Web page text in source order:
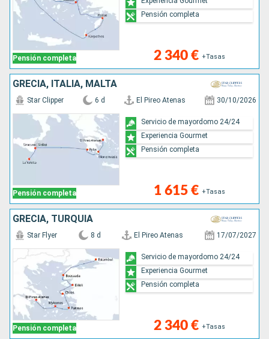
Pensión completa 2 340 € +Tasas
Pensión completa
GRECIA, ITALIA, MALTA
Pensión completa
Star Clipper 6 d El Pireo Atenas 30/10/2026
1 615 € +Tasas
Servicio de mayordomo 24/24
Experiencia Gourmet
Pensión completa
GRECIA, TURQUÍA
Pensión completa
Star Flyer 8 d El Pireo Atenas 17/07/2027
2 340 € +Tasas
Servicio de mayordomo 24/24
Experiencia Gourmet
Pensión completa